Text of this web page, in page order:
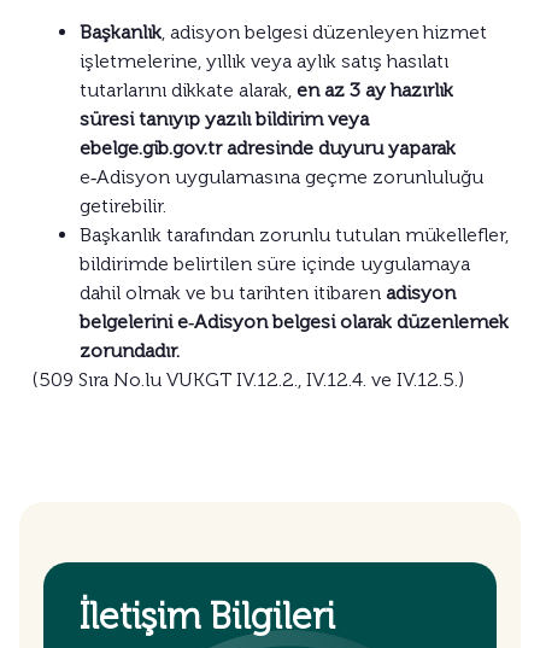
Başkanlık, adisyon belgesi düzenleyen hizmet
işletmelerine, yıllık veya aylık satış hasılatı
tutarlarını dikkate alarak, en az 3 ay hazırlık
süresi tanıyıp yazılı bildirim veya
ebelge.gib.gov.tr adresinde duyuru yaparak
e‑Adisyon uygulamasına geçme zorunluluğu
getirebilir.
Başkanlık tarafından zorunlu tutulan mükellefler,
bildirimde belirtilen süre içinde uygulamaya
dahil olmak ve bu tarihten itibaren adisyon
belgelerini e‑Adisyon belgesi olarak düzenlemek
zorundadır.
(509 Sıra No.lu VUKGT IV.12.2., IV.12.4. ve IV.12.5.)
İletişim Bilgileri